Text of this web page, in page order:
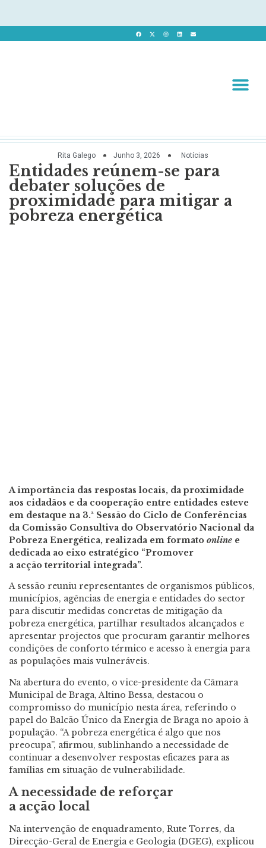
Rita Galego Junho 3, 2026 Notícias
Entidades reúnem-se para
debater soluções de
proximidade para mitigar a
pobreza energética
A importância das respostas locais, da proximidade
aos cidadãos e da cooperação entre entidades esteve
em destaque na 3.ª Sessão do Ciclo de Conferências
da Comissão Consultiva do Observatório Nacional da
Pobreza Energética, realizada em formato online e
dedicada ao eixo estratégico “Promover
a acção territorial integrada”.
A sessão reuniu representantes de organismos públicos,
municípios, agências de energia e entidades do sector
para discutir medidas concretas de mitigação da
pobreza energética, partilhar resultados alcançados e
apresentar projectos que procuram garantir melhores
condições de conforto térmico e acesso à energia para
as populações mais vulneráveis.
Na abertura do evento, o vice-presidente da Câmara
Municipal de Braga, Altino Bessa, destacou o
compromisso do município nesta área, referindo o
papel do Balcão Único da Energia de Braga no apoio à
população. “A pobreza energética é algo que nos
preocupa”, afirmou, sublinhando a necessidade de
continuar a desenvolver respostas eficazes para as
famílias em situação de vulnerabilidade.
A necessidade de reforçar
a acção local
Na intervenção de enquadramento, Rute Torres, da
Direcção-Geral de Energia e Geologia (DGEG), explicou